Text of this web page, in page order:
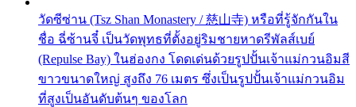
วัดซีซ่าน (Tsz Shan Monastery / 慈山寺) หรือที่รู้จักกันใน
ชื่อ ฉี่ซ้านจี๋ เป็นวัดพุทธที่ตั้งอยู่ริมชายหาดรีพัลส์เบย์
(Repulse Bay) ในฮ่องกง โดดเด่นด้วยรูปปั้นเจ้าแม่กวนอิมสี
ขาวขนาดใหญ่ สูงถึง 76 เมตร ซึ่งเป็นรูปปั้นเจ้าแม่กวนอิม
ที่สูงเป็นอันดับต้นๆ ของโลก